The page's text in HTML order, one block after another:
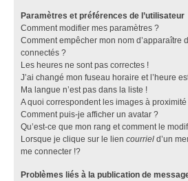
Paramètres et préférences de l’utilisateur
Comment modifier mes paramètres ?
Comment empêcher mon nom d’apparaître
connectés ?
Les heures ne sont pas correctes !
J’ai changé mon fuseau horaire et l’heure
Ma langue n’est pas dans la liste !
A quoi correspondent les images à
Comment puis-je afficher un avatar ?
Qu’est-ce que mon rang et comment le
Lorsque je clique sur le lien courriel d’un
me connecter !?
Problèmes liés à la publication de